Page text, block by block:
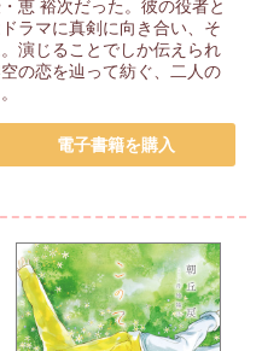
恵 裕次だった。彼の役者と
ラマに真剣に向き合い、そ
演じることでしか伝えられ
の恋を辿って紡ぐ、二人の
電子書籍を購入